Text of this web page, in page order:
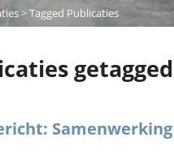
>Tagged Publicaties